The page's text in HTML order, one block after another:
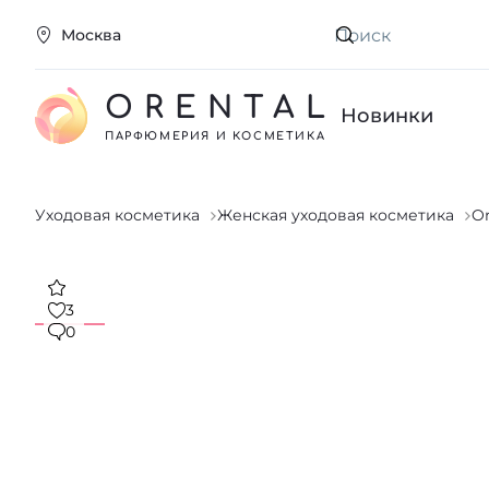
Москва Искать
ORENTAL
ПАРФЮМЕРИЯ И КОСМЕТИКА
Новинки
Уходовая косметика Женская уходовая косметика
3
0